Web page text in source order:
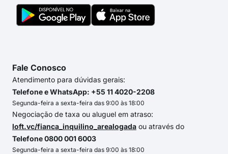
Fale Conosco
Atendimento para dúvidas gerais:
Telefone e WhatsApp: +55 11 4020-2208
Segunda-feira a sexta-feira das 9:00 às 18:00
Negociação de taxa ou aluguel em atraso:
loft.vc/fianca_inquilino_arealogada ou através do
Telefone 0800 001 6003
Segunda-feira a sexta-feira das 9:00 às 18:00